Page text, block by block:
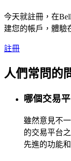
今天就註冊，在
建您的帳戶，體驗
註冊
人們常問的
哪個交易
雖然意見不
的交易平台
先進的功能